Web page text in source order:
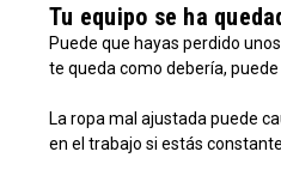
Tu equipo se ha
Puede que hayas perdido
te queda como debería,
La ropa mal ajustada puede
en el trabajo si estás